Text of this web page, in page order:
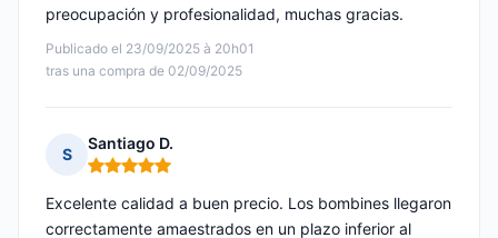
Publicado el 23/09/2025 à 20h01
tras una compra de 02/09/2025
preocupación y profesionalidad, muchas gracias.
S
Santiago D.
Nota: 5 de 5
Excelente calidad a buen precio. Los bombines llegaron
correctamente amaestrados en un plazo inferior al